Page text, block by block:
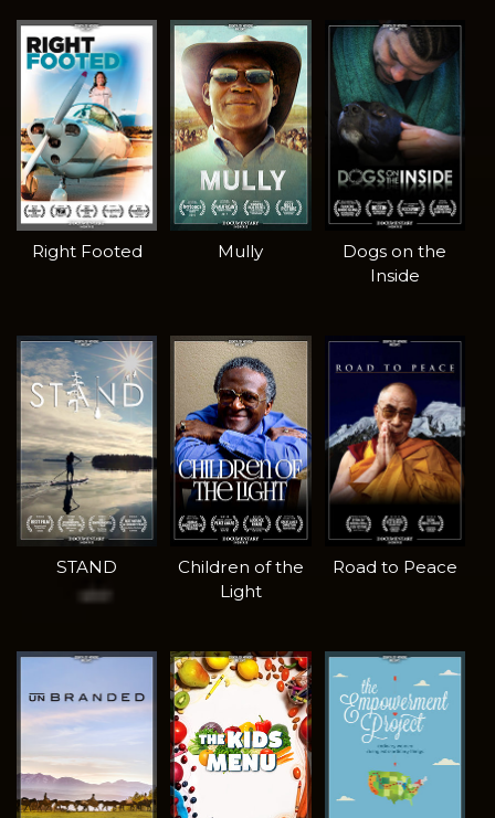
Right Footed Mully
Dogs on the
Inside
STAND
Children of the
Light
Road to Peace